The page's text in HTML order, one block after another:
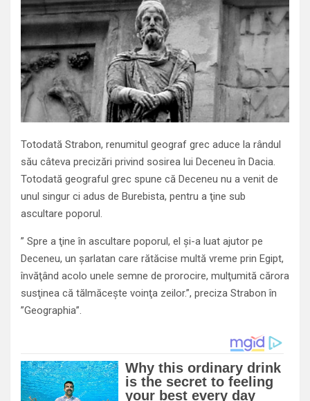
Totodată Strabon, renumitul geograf grec aduce la rândul
său câteva precizări privind sosirea lui Deceneu în Dacia.
Totodată geograful grec spune că Deceneu nu a venit de
unul singur ci adus de Burebista, pentru a ţine sub
ascultare poporul.
” Spre a ţine în ascultare poporul, el şi-a luat ajutor pe
Deceneu, un şarlatan care rătăcise multă vreme prin Egipt,
învăţând acolo unele semne de prorocire, mulţumită cărora
susţinea că tălmăceşte voinţa zeilor.”, preciza Strabon în
”Geographia”.